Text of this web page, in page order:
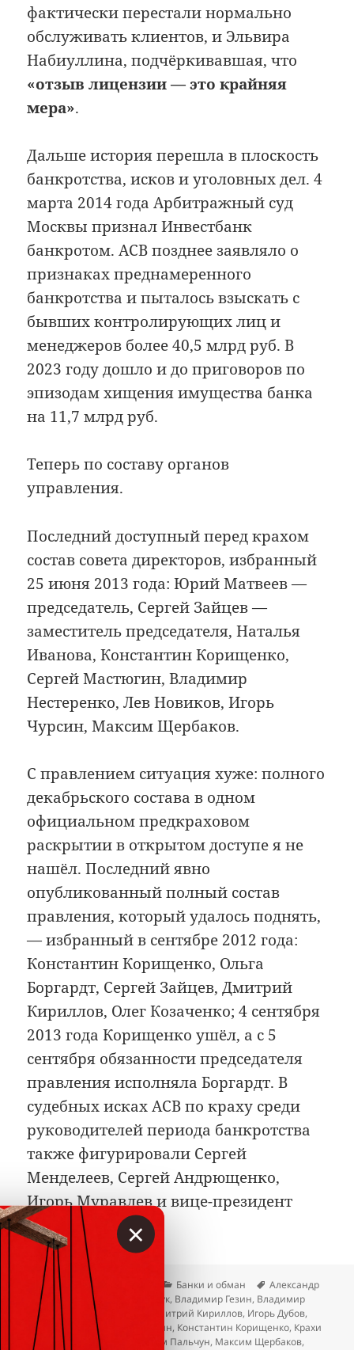
фактически перестали нормально
обслуживать клиентов, и Эльвира
Набиуллина, подчёркивавшая, что
«отзыв лицензии — это крайняя
мера».
Дальше история перешла в плоскость
банкротства, исков и уголовных дел. 4
марта 2014 года Арбитражный суд
Москвы признал Инвестбанк
банкротом. АСВ позднее заявляло о
признаках преднамеренного
банкротства и пыталось взыскать с
бывших контролирующих лиц и
менеджеров более 40,5 млрд руб. В
2023 году дошло и до приговоров по
эпизодам хищения имущества банка
на 11,7 млрд руб.
Теперь по составу органов
управления.
Последний доступный перед крахом
состав совета директоров, избранный
25 июня 2013 года: Юрий Матвеев —
председатель, Сергей Зайцев —
заместитель председателя, Наталья
Иванова, Константин Корищенко,
Сергей Мастюгин, Владимир
Нестеренко, Лев Новиков, Игорь
Чурсин, Максим Щербаков.
С правлением ситуация хуже: полного
декабрьского состава в одном
официальном предкраховом
раскрытии в открытом доступе я не
нашёл. Последний явно
опубликованный полный состав
правления, который удалось поднять,
— избранный в сентябре 2012 года:
Константин Корищенко, Ольга
Боргардт, Сергей Зайцев, Дмитрий
Кириллов, Олег Козаченко; 4 сентября
2013 года Корищенко ушёл, а с 5
сентября обязанности председателя
правления исполняла Боргардт. В
судебных исках АСВ по краху среди
руководителей периода банкротства
также фигурировали Сергей
Менделеев, Сергей Андрющенко,
Игорь Муравлев и вице-президент
Галина Зима.
Опубликовано
23.04.2026 Рубрики
Банки и обман Метки
Александр
Хандруев
Василий Свинарчук, Владимир Гезин, Владимир
Нестеренко
Галина Зима Дмитрий Кириллов, Игорь Дубов,
Игорь Муравлев
Игорь Чурсин, Константин Корищенко, Крахи
банков
,Лев Новиков Максим Пальчун, Максим Щербаков,
×